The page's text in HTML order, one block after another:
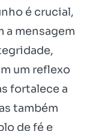
é crucial,
a mensagem
um reflexo
fortalece a
também
de fé e